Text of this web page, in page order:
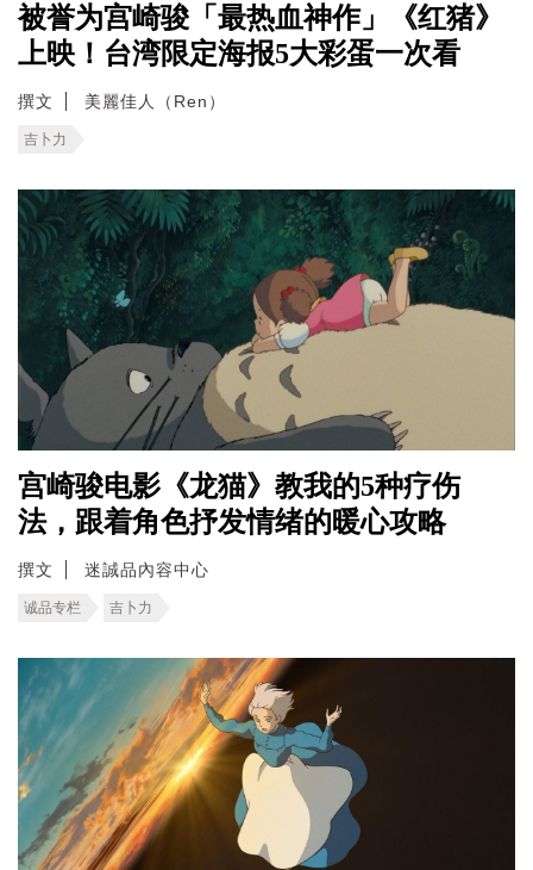
被誉为宫崎骏「最热血神作」《红猪》
上映！台湾限定海报5大彩蛋一次看
撰文 美麗佳人（Ren）
吉卜力
宫崎骏电影《龙猫》教我的5种疗伤
法，跟着角色抒发情绪的暖心攻略
撰文 迷誠品內容中心
诚品专栏 吉卜力